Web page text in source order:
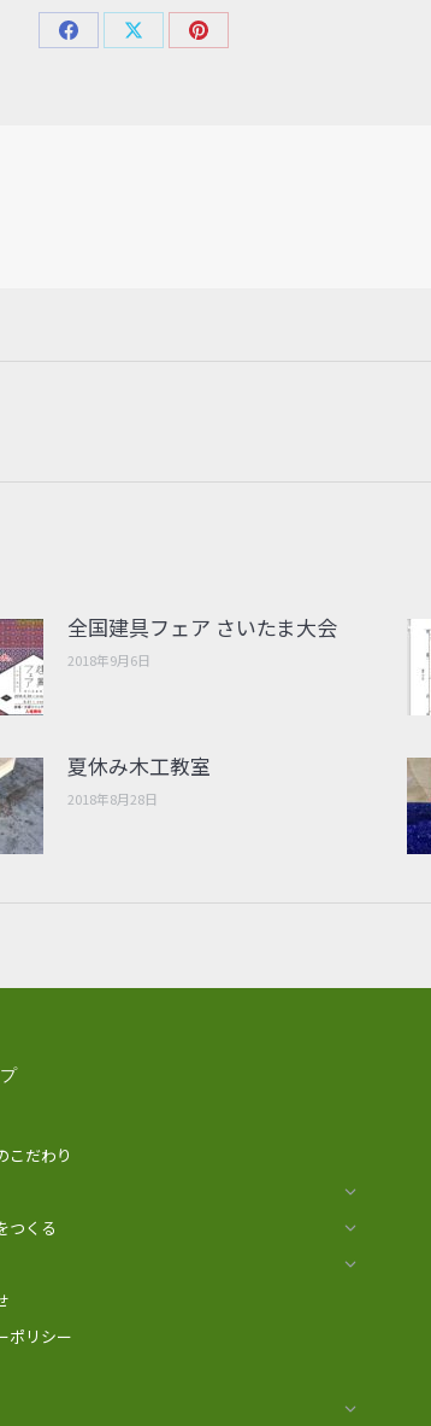
Share Share Share
全国建具フェア さいたま大会
2018年9月6日
夏休み木工教室
2018年8月28日
こだわり
つくる
ポリシー